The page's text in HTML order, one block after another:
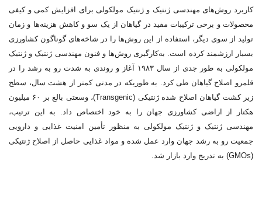
کاربرد روش‌های مهندسی ژنتیک و ژنتیک مولکولی برای افزایش کمی و کیفی
محصولات و برخی ترکیبات مفید در گیاهان از یک سو و کاهش هزینه‌ها و زمان
تولید از سوی دیگر، استفاده از این روش‌ها را در شاخه‌های گوناگون کشاورزی
بسیار ارزشمند کرده ‌است. به‌کارگیری روش‌ها و فنون مهندسی ژنتیک و ژنتیک
مولکولی به طور جدی از سال ۱۹۸۳ آغاز و روندی به شدت رو به رشد را در
قلمرو اصلاح گیاهان طی کرد. به‌ طوریکه در مدتی کمتر از هشت سال، سطح
زیر کشت گیاهان اصلاح شده ژنتیکی (Transgenic)، وسعتی بالغ بر ۶۰ میلیون
هکتار از اراضی کشاورزی جهان را به خود اختصاص داد. به این ترتیب،
مهندسی ژنتیک و ژنتیک مولکولی به منظور تأمین امنیت غذایی و دارویی
جمعیت رو به رشد جهان وارد عمل شده و مواد غذایی حاصل از اصلاح ژنتیکی
(GMOs) به تدریج وارد بازار شد.